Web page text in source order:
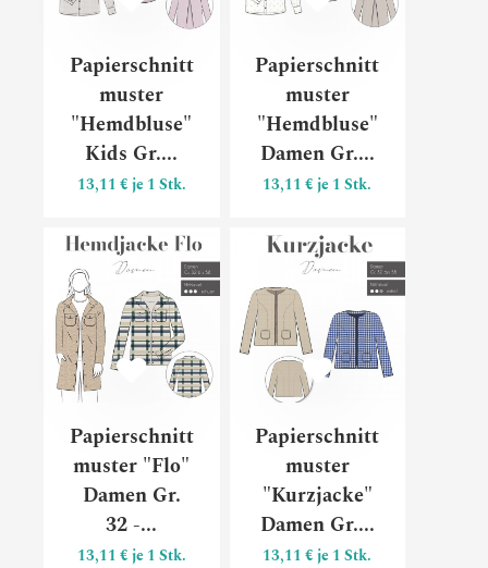
Papierschnitt
muster
"Hemdbluse"
Kids Gr....
13,11 € je 1 Stk.
Papierschnitt
muster
"Hemdbluse"
Damen Gr....
13,11 € je 1 Stk.
Papierschnitt
muster "Flo"
Damen Gr.
32 -...
13,11 € je 1 Stk.
Papierschnittmuster "Flo"
Papierschnitt
muster
"Kurzjacke"
Damen Gr....
13,11 € je 1 Stk.